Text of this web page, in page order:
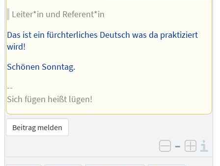
Leiter*in und Referent*in
Das ist ein fürchterliches Deutsch was da praktiziert
wird!
Schönen Sonntag.
--
Sich fügen heißt lügen!
Beitrag melden
negativ
–